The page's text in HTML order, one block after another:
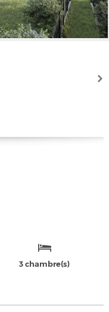
3 chambre(s)